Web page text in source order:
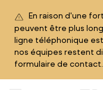
En raison d'une
peuvent être plus
ligne téléphonique
nos équipes restent
formulaire de contact.